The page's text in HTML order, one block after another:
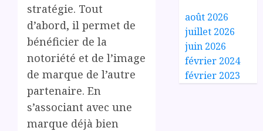
stratégie. Tout
d’abord, il permet de
bénéficier de la
notoriété et de l’image
de marque de l’autre
partenaire. En
s’associant avec une
marque déjà bien
août 2026
juillet 2026
juin 2026
février 2024
février 2023